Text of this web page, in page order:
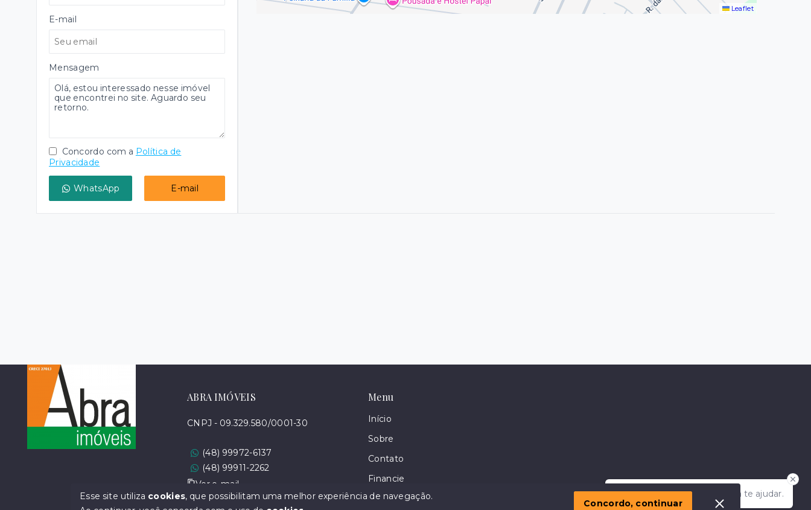
Leaflet
E-mail
Mensagem
Concordo com a Política de
Privacidade
WhatsApp E-mail
Olá! Estamos disponíveis para te ajudar.
ABRA IMÓVEIS
CNPJ - 09.329.580/0001-30
(48) 99972-6137
(48) 99911-2262
Ver e-mail
Menu
Início
Sobre
Contato
Financie
Esse site utiliza cookies, que possibilitam uma melhor experiência de navegação.
Concordo, continuar